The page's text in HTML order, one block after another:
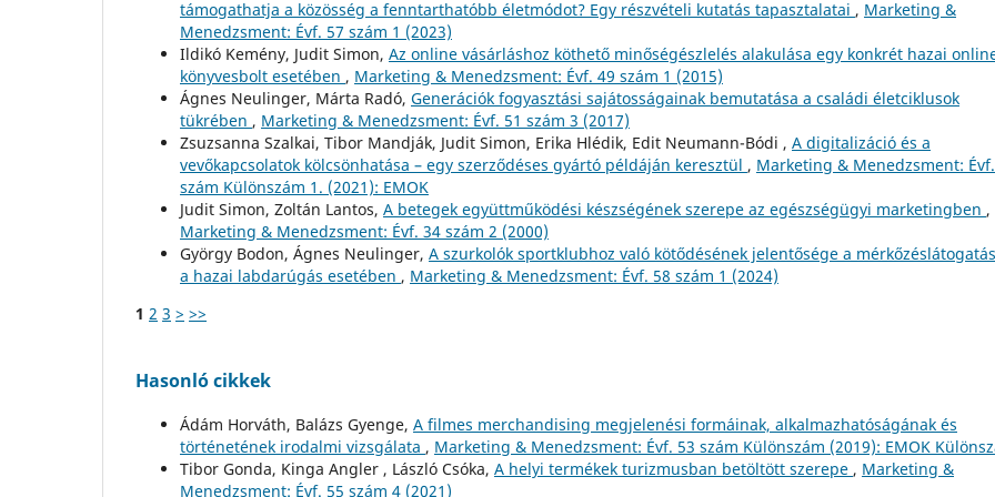
támogathatja a közösség a fenntarthatóbb életmódot? Egy részvételi kutatás tapasztalatai , Marketing &
Menedzsment: Évf. 57 szám 1 (2023)
Ildikó Kemény, Judit Simon, Az online vásárláshoz köthető minőségészlelés alakulása egy konkrét hazai
könyvesbolt esetében , Marketing & Menedzsment: Évf. 49 szám 1 (2015)
Ágnes Neulinger, Márta Radó, Generációk fogyasztási sajátosságainak bemutatása a családi életciklusok
tükrében , Marketing & Menedzsment: Évf. 51 szám 3 (2017)
Zsuzsanna Szalkai, Tibor Mandják, Judit Simon, Erika Hlédik, Edit Neumann-Bódi , A digitalizáció és a
vevőkapcsolatok kölcsönhatása – egy szerződéses gyártó példáján keresztül , Marketing & Menedzsment:
szám Különszám 1. (2021): EMOK
Judit Simon, Zoltán Lantos, A betegek együttműködési készségének szerepe az egészségügyi marketingben ,
Marketing & Menedzsment: Évf. 34 szám 2 (2000)
György Bodon, Ágnes Neulinger, A szurkolók sportklubhoz való kötődésének jelentősége a
a hazai labdarúgás esetében , Marketing & Menedzsment: Évf. 58 szám 1 (2024)
1 2 3 > >>
Hasonló cikkek
Ádám Horváth, Balázs Gyenge, A filmes merchandising megjelenési formáinak, alkalmazhatóságának és
történetének irodalmi vizsgálata , Marketing & Menedzsment: Évf. 53 szám Különszám (2019): EMOK
Tibor Gonda, Kinga Angler , László Csóka, A helyi termékek turizmusban betöltött szerepe , Marketing &
Menedzsment: Évf. 55 szám 4 (2021)